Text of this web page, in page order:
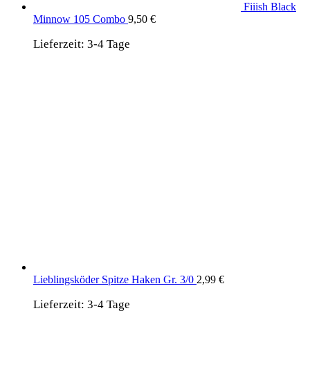
Fiiish Black
Minnow 105 Combo 9,50 €
Lieferzeit: 3-4 Tage
Lieblingsköder Spitze Haken Gr. 3/0 2,99 €
Lieferzeit: 3-4 Tage